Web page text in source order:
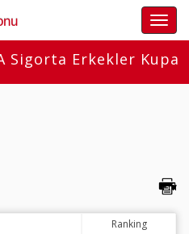
Sigorta Erkekler Kupa
Ranking